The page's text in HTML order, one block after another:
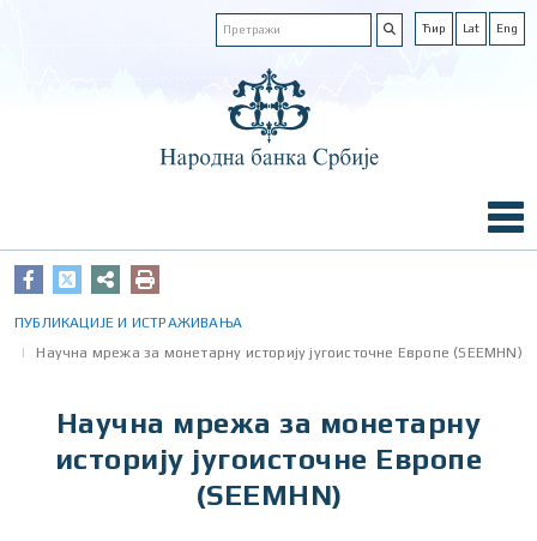
Ћир Lat Eng
ПУБЛИКАЦИЈЕ И ИСТРАЖИВАЊА
Научна мрежа за монетарну историју југоисточне Европе (SEEMHN)
Научна мрежа за монетарну
историју југоисточне Европе
(SEEMHN)